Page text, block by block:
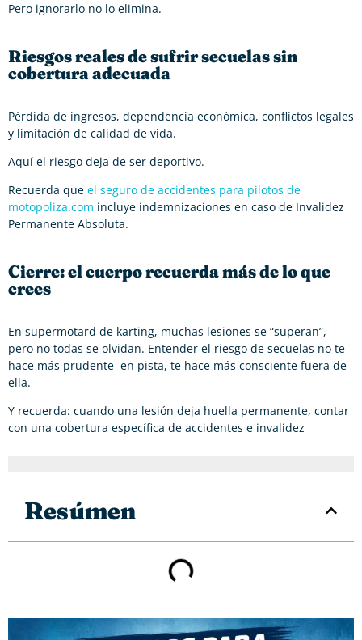
Pero ignorarlo no lo elimina.
Riesgos reales de sufrir secuelas sin
cobertura adecuada
Pérdida de ingresos, dependencia económica, conflictos legales
y limitación de calidad de vida.
Aquí el riesgo deja de ser deportivo.
Recuerda que el seguro de accidentes para pilotos de
motopoliza.com incluye indemnizaciones en caso de Invalidez
Permanente Absoluta.
Cierre: el cuerpo recuerda más de lo que
crees
En supermotard de karting, muchas lesiones se “superan”,
pero no todas se olvidan. Entender el riesgo de secuelas no te
hace más prudente en pista, te hace más consciente fuera de
ella.
Y recuerda: cuando una lesión deja huella permanente, contar
con una cobertura específica de accidentes e invalidez
Resúmen